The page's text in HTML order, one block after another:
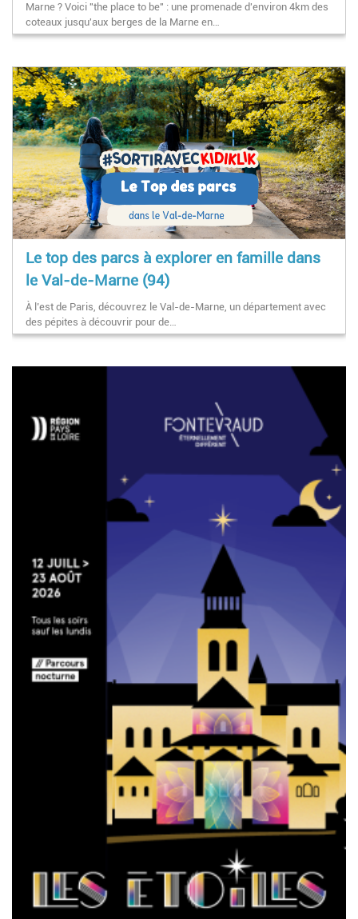
Marne ? Voici "the place to be" : une promenade d'environ 4km des
coteaux jusqu'aux berges de la Marne en…
Le top des parcs à explorer en famille dans
le Val-de-Marne (94)
À l’est de Paris, découvrez le Val-de-Marne, un département avec
des pépites à découvrir pour de…